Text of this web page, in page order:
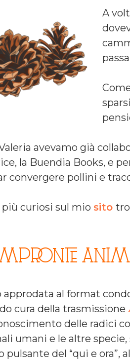
A
avevamo già
la Buendia Books, e
convergere pollini e
più curiosi sul mio sito
approdata al format
cura della trasmissione
delle radici
umani e le altre specie,
pulsante del “qui e ora”,